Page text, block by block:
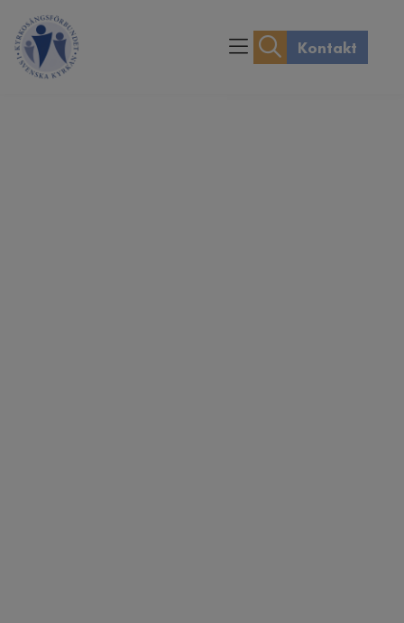
Kontakt